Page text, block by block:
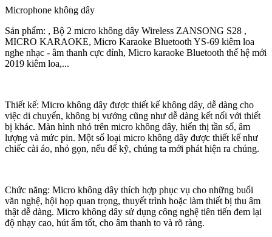
Microphone không dây
Sản phẩm: , Bộ 2 micro không dây Wireless ZANSONG S28 ,
MICRO KARAOKE, Micro Karaoke Bluetooth YS-69 kiêm loa
nghe nhạc - âm thanh cực đỉnh, Micro karaoke Bluetooth thế hệ mới
2019 kiêm loa,...
Thiết kế: Micro không dây được thiết kế không dây, dễ dàng cho
việc di chuyển, không bị vướng cũng như dễ dàng kết nối với thiết
bị khác. Màn hình nhỏ trên micro không dây, hiển thị tần số, âm
lượng và mức pin. Một số loại micro không dây được thiết kế như
chiếc cài áo, nhỏ gọn, nếu để kỹ, chúng ta mới phát hiện ra chúng.
Chức năng: Micro không dây thích hợp phục vụ cho những buổi
văn nghệ, hội họp quan trọng, thuyết trình hoặc làm thiết bị thu âm
thật dễ dàng. Micro không dây sử dụng công nghệ tiên tiến đem lại
độ nhạy cao, hút ẩm tốt, cho âm thanh to và rõ ràng.